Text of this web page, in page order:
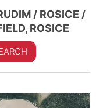
/ ROSICE /
ROSICE